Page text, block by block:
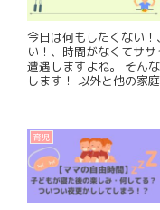
今日は何もしたくない
い！、時間がなくてサ
遭遇しますよね。 そん
します！ 以外と他の家
育児